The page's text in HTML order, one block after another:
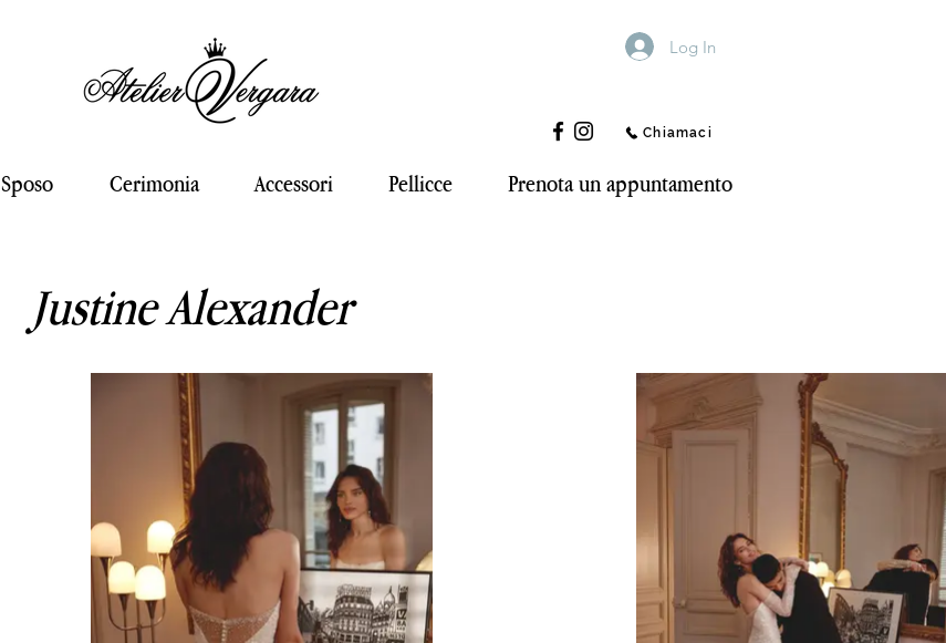
Log In
Chiamaci
Sposo Cerimonia Accessori Pellicce Prenota un appuntamento
Justine Alexander